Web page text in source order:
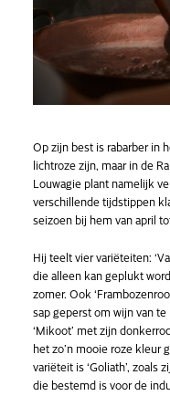
Op zijn best is rabarber in
lichtroze zijn, maar in de
Louwagie plant namelijk
verschillende tijdstippen
seizoen bij hem van april
Hij teelt vier variëteiten:
die alleen kan geplukt
zomer. Ook
sap geperst om wijn van
‘Mikoot’ met zijn
het zo’n mooie roze kleur
variëteit is ‘Goliath’, zoals
die bestemd is voor de